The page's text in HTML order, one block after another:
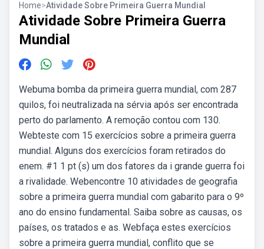
Home>Atividade Sobre Primeira Guerra Mundial
Atividade Sobre Primeira Guerra
Mundial
Webuma bomba da primeira guerra mundial, com 287
quilos, foi neutralizada na sérvia após ser encontrada
perto do parlamento. A remoção contou com 130.
Webteste com 15 exercícios sobre a primeira guerra
mundial. Alguns dos exercícios foram retirados do
enem. #1 1 pt (s) um dos fatores da i grande guerra foi
a rivalidade. Webencontre 10 atividades de geografia
sobre a primeira guerra mundial com gabarito para o 9º
ano do ensino fundamental. Saiba sobre as causas, os
países, os tratados e as. Webfaça estes exercícios
sobre a primeira guerra mundial, conflito que se